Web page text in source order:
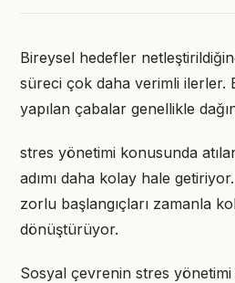
Bireysel hedefler
süreci çok daha verimli ilerler.
yapılan çabalar genellikle
stres yönetimi konusunda
adımı daha kolay hale
zorlu başlangıçları zamanla
dönüştürüyor.
Sosyal çevrenin stres